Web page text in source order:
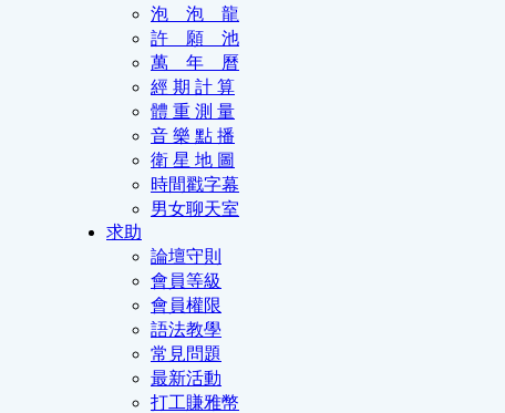
泡 泡 龍
許 願 池
萬 年 曆
經 期 計 算
體 重 測 量
音 樂 點 播
衛 星 地 圖
時間戳字幕
男女聊天室
求助
論壇守則
會員等級
會員權限
語法教學
常見問題
最新活動
打工賺雅幣